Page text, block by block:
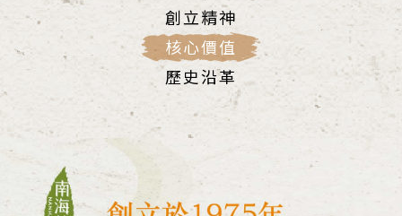
創立精神
核心價值
歷史沿革